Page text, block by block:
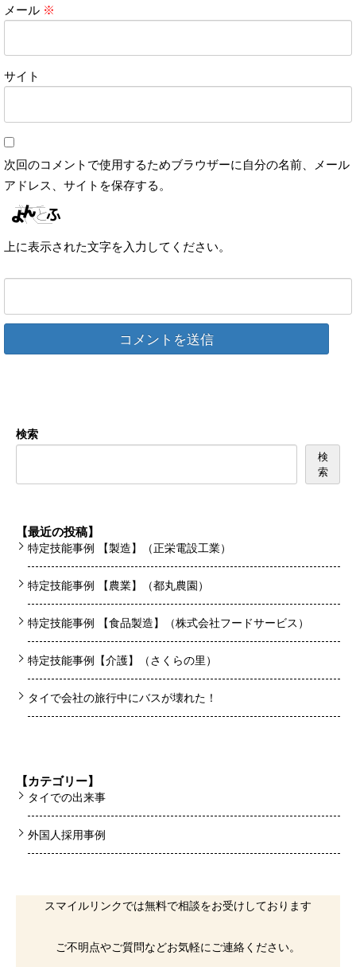
メール ※
サイト
次回のコメントで使用するためブラウザーに自分の名前、メール
アドレス、サイトを保存する。
上に表示された文字を入力してください。
検索
検
索
【最近の投稿】
特定技能事例 【製造】（正栄電設工業）
特定技能事例 【農業】（都丸農園）
特定技能事例 【食品製造】（株式会社フードサービス）
特定技能事例【介護】（さくらの里）
タイで会社の旅行中にバスが壊れた！
【カテゴリー】
タイでの出来事
外国人採用事例
スマイルリンクでは無料で相談をお受けしております
ご不明点やご質問などお気軽にご連絡ください。